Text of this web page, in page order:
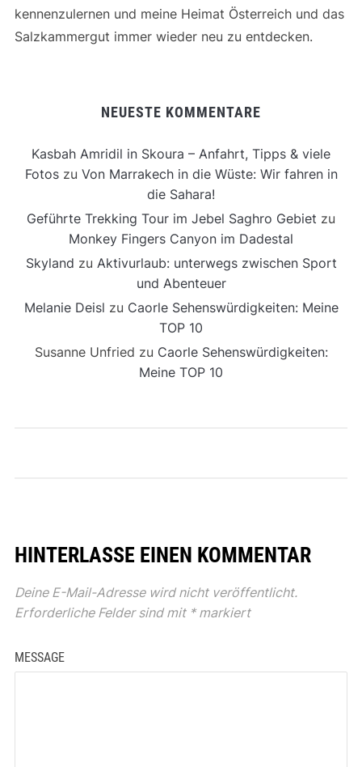
kennenzulernen und meine Heimat Österreich und das
Salzkammergut immer wieder neu zu entdecken.
NEUESTE KOMMENTARE
Kasbah Amridil in Skoura – Anfahrt, Tipps & viele
Fotoszu Von Marrakech in die Wüste: Wir fahren in
die Sahara!
Geführte Trekking Tour im Jebel Saghro Gebiet zu
Monkey Fingers Canyon im Dadestal
Skyland zu Aktivurlaub: unterwegs zwischen Sport
und Abenteuer
Melanie Deisl zu Caorle Sehenswürdigkeiten: Meine
TOP 10
Susanne Unfried zu Caorle Sehenswürdigkeiten:
Meine TOP 10
HINTERLASSE EINEN KOMMENTAR
Deine E-Mail-Adresse wird nicht veröffentlicht.
Erforderliche Felder sind mit *markiert
MESSAGE